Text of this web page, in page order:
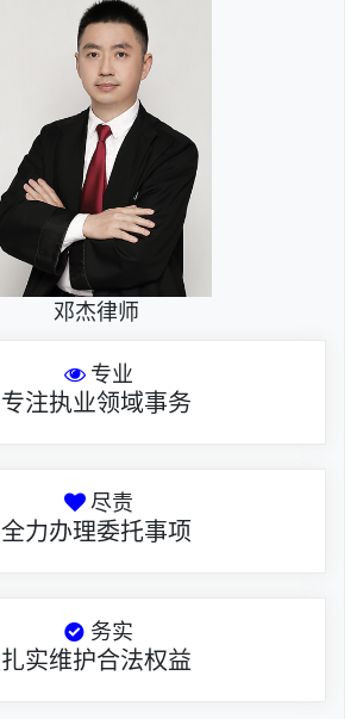
邓杰律师
专业
专注执业领域事务
尽责
全力办理委托事项
务实
扎实维护合法权益